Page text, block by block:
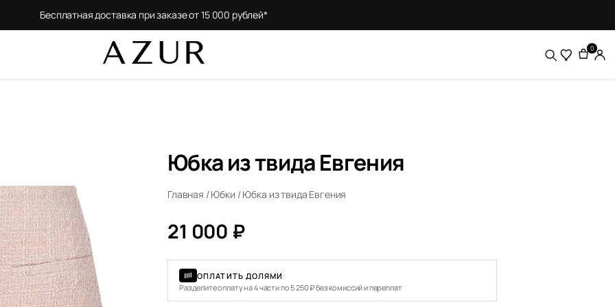
Бесплатная доставка при заказе от 15 000 рублей*
0
Юбка из твида Евгения
Главная /Юбки / Юбка из твида Евгения
21 000 ₽
ОПЛАТИТЬ ДОЛЯМИ
Разделите оплату на 4 части по 5 250 ₽ без комиссий и переплат